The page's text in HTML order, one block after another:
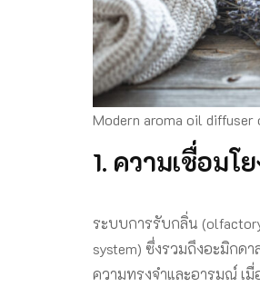
Modern aroma oil
1. ความเชื่อม
ระบบการรับกลิ่น
system) ซึ่งรวมถึงอะมิกด
ความทรงจำและอารมณ์ เ